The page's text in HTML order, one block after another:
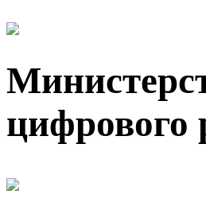
цифрового